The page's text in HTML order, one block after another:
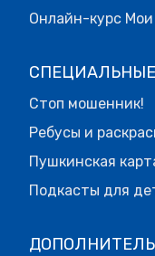
Онлайн-курс
Стоп мошенник!
Ребусы и
Пушкинская
Подкасты для